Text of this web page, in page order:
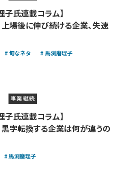
子氏連載コラム】
場後に伸び続ける企業、失速
旬なネタ 馬渕磨理子
事業継続
子氏連載コラム】
字転換する企業は何が違うの
馬渕磨理子